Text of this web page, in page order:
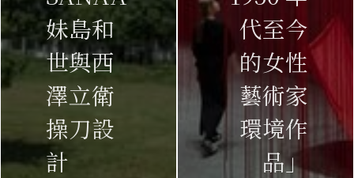
妹島和
世與西
澤立衛
操刀設
計
代至今
的女性
藝術家
環境作
品」